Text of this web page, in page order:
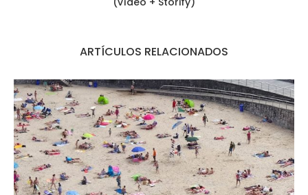
ARTÍCULOS RELACIONADOS